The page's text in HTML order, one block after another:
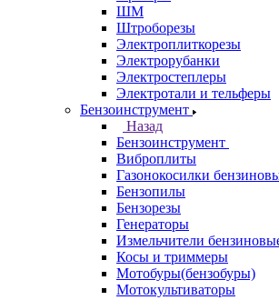
ШМ
Штроборезы
Электроплиткорезы
Электрорубанки
Электростеплеры
Электротали и тельферы
Бензоинструмент
Назад
Бензоинструмент
Виброплиты
Газонокосилки
Бензопилы
Бензорезы
Генераторы
Измельчители
Косы и триммеры
Мотобуры(бензобуры)
Мотокультиваторы